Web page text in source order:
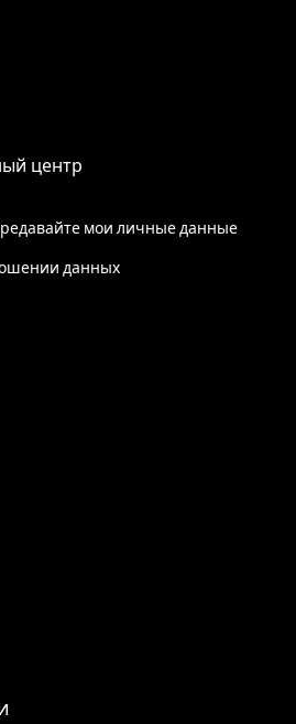
центр
мои личные данные
данных